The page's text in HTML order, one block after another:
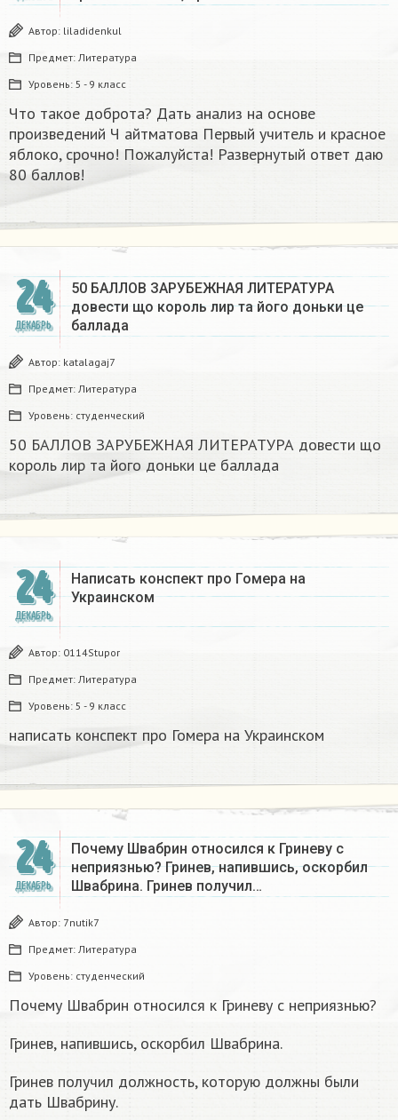
Автор: liladidenkul
Предмет: Литература
Уровень: 5 - 9 класс
Что такое доброта? Дать анализ на основе
произведений Ч айтматова Первый учитель и красное
яблоко, срочно! Пожалуйста! Развернутый ответ даю
80 баллов!
24
ДЕКАБРЬ
50 БАЛЛОВ ЗАРУБЕЖНАЯ ЛИТЕРАТУРА
довести що король лир та його доньки це
баллада
Автор: katalagaj7
Предмет: Литература
Уровень: студенческий
50 БАЛЛОВ ЗАРУБЕЖНАЯ ЛИТЕРАТУРА довести що
король лир та його доньки це баллада
24
ДЕКАБРЬ
Написать конспект про Гомера на
Украинском​
Автор: 0114Stupor
Предмет: Литература
Уровень: 5 - 9 класс
написать конспект про Гомера на Украинском​
24
ДЕКАБРЬ
Почему Швабрин относился к Гриневу с
неприязнью? Гринев, напившись, оскорбил
Швабрина. Гринев получил…
Автор: 7nutik7
Предмет: Литература
Уровень: студенческий
Почему Швабрин относился к Гриневу с неприязнью?
Гринев, напившись, оскорбил Швабрина.
Гринев получил должность, которую должны были
дать Швабрину.